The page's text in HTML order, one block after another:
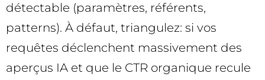
détectable (paramètres, référents,
patterns). À défaut, triangulez: si vos
requêtes déclenchent massivement des
aperçus IA et que le CTR organique recule